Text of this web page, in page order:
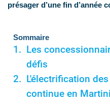
présager d’une fin d’année
Sommaire
Les
défis
L'électrification
continue en